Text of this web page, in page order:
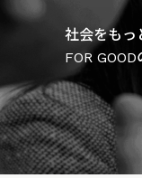
社会をもっ
FOR